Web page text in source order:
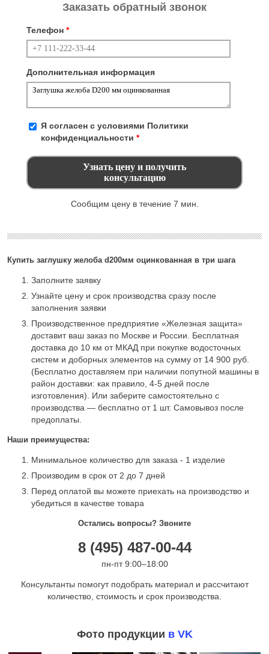
Купить заглушку желоба d200мм оцинкованная в три шага
Заполните заявку
Узнайте цену и срок производства сразу после
заполнения заявки
Производственное предприятие «Железная защита»
доставит ваш заказ по Москве и России. Бесплатная
доставка до 10 км от МКАД при покупке водосточных
систем и доборных элементов на сумму от 14 900 руб.
(Бесплатно доставляем при наличии попутной машины в
район доставки: как правило, 4-5 дней после
изготовления). Или заберите самостоятельно с
производства — бесплатно от 1 шт. Самовывоз после
предоплаты.
Наши преимущества:
Минимальное количество для заказа - 1 изделие
Производим в срок от 2 до 7 дней
Перед оплатой вы можете приехать на производство и
убедиться в качестве товара
Заказать обратный звонок
Телефон *
Дополнительная информация
Я согласен с условиями Политики
конфиденциальности *
Сообщим цену в течение 7 мин.
Остались вопросы? Звоните
8 (495) 487-00-44
пн-пт 9:00–18:00
Консультанты помогут подобрать материал и рассчитают
количество, стоимость и срок производства.
Фото продукции в VK